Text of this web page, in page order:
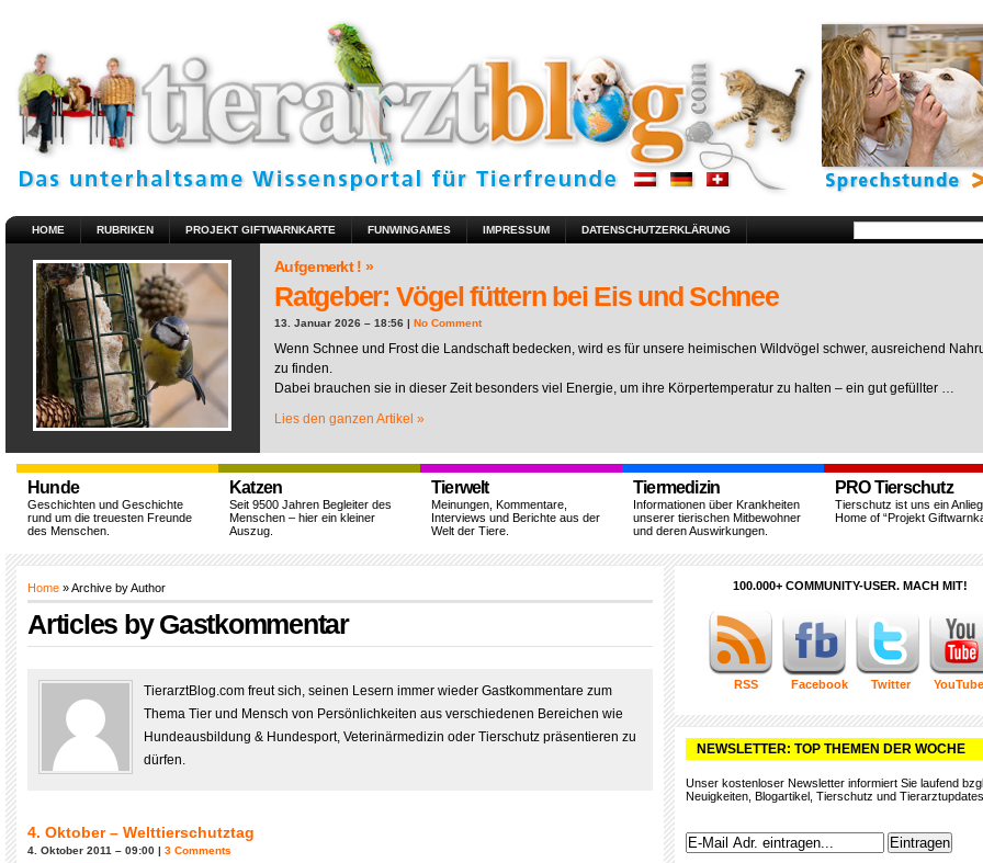
HOME RUBRIKEN PROJEKT GIFTWARNKARTE FUNWINGAMES IMPRESSUM DATENSCHUTZERKLÄRUNG
Aufgemerkt ! »
Ratgeber: Vögel füttern bei Eis und Schnee
13. Januar 2026 – 18:56 | No Comment
Wenn Schnee und Frost die Landschaft bedecken, wird es für unsere heimischen Wildvögel schwer, ausreichend
zu finden.
Dabei brauchen sie in dieser Zeit besonders viel Energie, um ihre Körpertemperatur zu halten – ein gut gefüllter …
Lies den ganzen Artikel »
Hunde
Geschichten und Geschichte
rund um die treuesten Freunde
des Menschen.
Katzen
Seit 9500 Jahren Begleiter des
Menschen – hier ein kleiner
Auszug.
Tierwelt
Meinungen, Kommentare,
Interviews und Berichte aus der
Welt der Tiere.
Tiermedizin
Informationen über Krankheiten
unserer tierischen Mitbewohner
und deren Auswirkungen.
PRO Tierschutz
Tierschutz ist uns ein
Home of “Projekt
Home » Archive by Author
Articles by Gastkommentar
TierarztBlog.com freut sich, seinen Lesern immer wieder Gastkommentare zum
Thema Tier und Mensch von Persönlichkeiten aus verschiedenen Bereichen wie
Hundeausbildung & Hundesport, Veterinärmedizin oder Tierschutz präsentieren zu
dürfen.
4. Oktober – Welttierschutztag
4. Oktober 2011 – 09:00 | 3 Comments
100.000+ COMMUNITY-USER. MACH MIT!
RSS Facebook Twitter YouTube
NEWSLETTER: TOP THEMEN DER WOCHE
Unser kostenloser Newsletter informiert Sie laufend
Neuigkeiten, Blogartikel, Tierschutz und